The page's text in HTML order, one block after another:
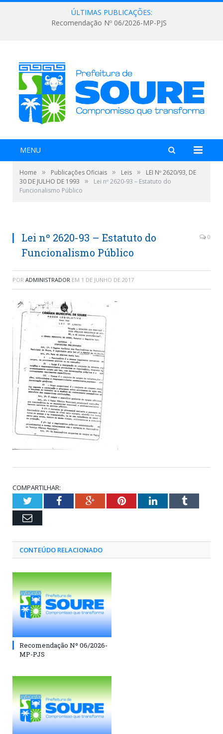
ÚLTIMAS PUBLICAÇÕES:
Recomendação Nº 06/2026-MP-PJS
MENU
Home » Publicações Oficiais » Leis »
LEI Nº 2620/93, DE
30 DE JULHO DE 1993
»
Lei nº 2620-93 – Estatuto do
Funcionalismo Público
Lei nº 2620-93 – Estatuto do
Funcionalismo Público
0
POR ADMINISTRADOR EM 1 DE JUNHO DE 2017
COMPARTILHAR:
TwitterFacebookGoogle+PinterestLinkedInTumblr
Email
CONTEÚDO RELACIONADO
Recomendação Nº 06/2026-
MP-PJS